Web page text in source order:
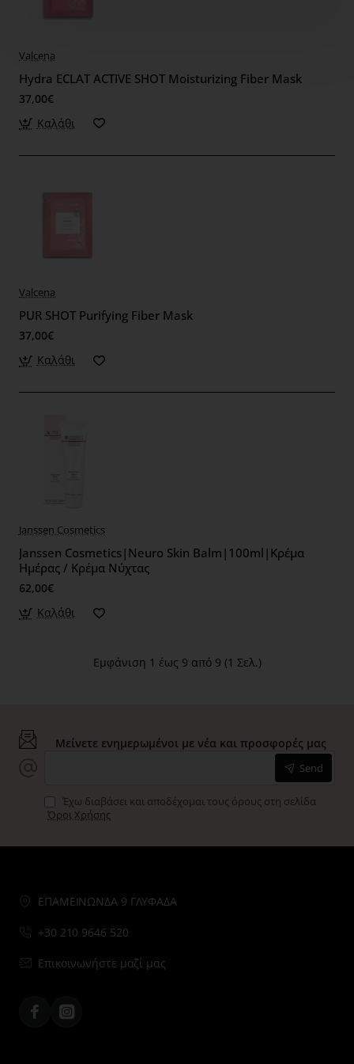
Valcena
Hydra ECLAT ACTIVE SHOT Moisturizing Fiber Mask
37,00€
Καλάθι
Valcena
PUR SHOT Purifying Fiber Mask
37,00€
Καλάθι
Janssen Cosmetics
Janssen Cosmetics|Neuro Skin Balm|100ml|Κρέμα
Ημέρας / Κρέμα Νύχτας
62,00€
Καλάθι
Εμφάνιση 1 έως 9 από 9 (1 Σελ.)
Μείνετε ενημερωμένοι με νέα και προσφορές μας
Send
Έχω διαβάσει και αποδέχομαι τους όρους στη σελίδα
Όροι Χρήσης
ΕΠΑΜΕΙΝΩΝΔΑ 9 ΓΛΥΦΑΔΑ
+30 210 9646 520
Επικοινωνήστε μαζί μας
FacebookInstagram